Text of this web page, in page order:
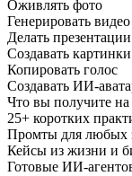
Оживлять фото
Генерировать
Делать
Создавать
Копировать голос
Создавать ИИ-
Что вы получите на
25+ коротких
Промты для любых
Кейсы из жизни и
Готовые ИИ-